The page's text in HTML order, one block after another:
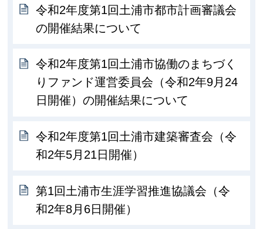
令和2年度第1回土浦市都市計画審議会
の開催結果について
令和2年度第1回土浦市協働のまちづく
りファンド運営委員会（令和2年9月24
日開催）の開催結果について
令和2年度第1回土浦市建築審査会（令
和2年5月21日開催）
第1回土浦市生涯学習推進協議会（令
和2年8月6日開催）